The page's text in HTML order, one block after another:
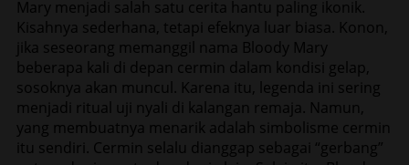
Mary menjadi salah satu cerita hantu paling ikonik.
Kisahnya sederhana, tetapi efeknya luar biasa. Konon,
jika seseorang memanggil nama Bloody Mary
beberapa kali di depan cermin dalam kondisi gelap,
sosoknya akan muncul. Karena itu, legenda ini sering
menjadi ritual uji nyali di kalangan remaja. Namun,
yang membuatnya menarik adalah simbolisme cermin
itu sendiri. Cermin selalu dianggap sebagai “gerbang”